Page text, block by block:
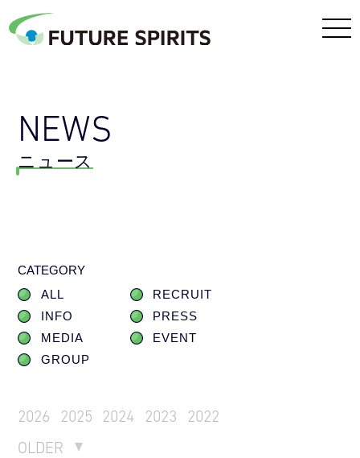
NEWS
ニュース
CATEGORY
ALL
RECRUIT
INFO
PRESS
MEDIA
EVENT
GROUP
2026 2025 2024 2023
2022
OLDER